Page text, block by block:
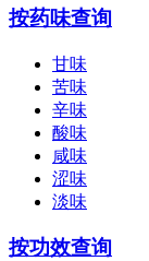
按药味查询
甘味
苦味
辛味
酸味
咸味
涩味
淡味
按功效查询